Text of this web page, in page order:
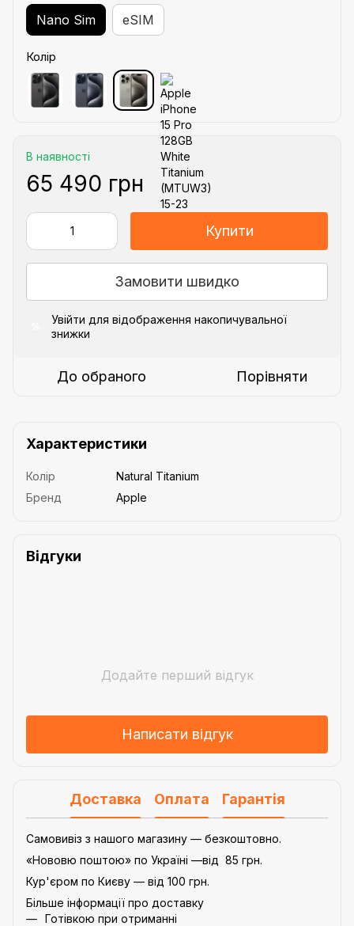
Nano Sim eSIM
Колір
В наявності
65 490 грн
Купити
Замовити швидко
Увійти для відображення накопичувальної
знижки
До обраного Порівняти
Характеристики
Колір
Natural Titanium
Бренд
Apple
Відгуки
Додайте перший відгук
Написати відгук
Доставка Оплата Гарантія
Самовивіз з нашого магазину — безкоштовно.
«Нововю поштою» по Україні —від 85 грн.
Кур'єром по Києву — від 100 грн.
Більше інформації про доставку
Готівкою при отриманні